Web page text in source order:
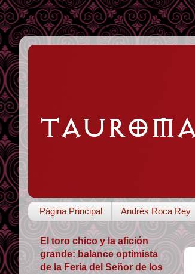
Página Principal Andrés Roca Rey
El toro chico y la afición
grande: balance optimista
de la Feria del Señor de los